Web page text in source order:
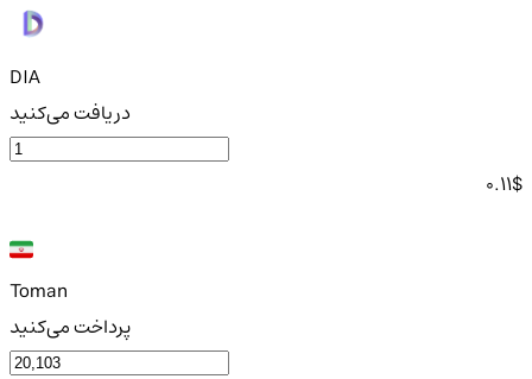
DIA
دریافت می‌کنید
0.11$
Toman
پرداخت می‌کنید